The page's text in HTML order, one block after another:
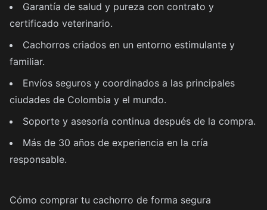
Garantía de salud y pureza con contrato y
certificado veterinario.
Cachorros criados en un entorno estimulante y
familiar.
Envíos seguros y coordinados a las principales
ciudades de Colombia y el mundo.
Soporte y asesoría continua después de la compra.
Más de 30 años de experiencia en la cría
responsable.
Cómo comprar tu cachorro de forma segura